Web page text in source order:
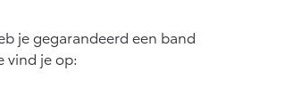
je gegarandeerd een band
vind je op: